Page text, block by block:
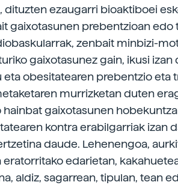
dituzten ezaugarri bioaktiboei
gaixotasunen prebentzioan edo
zenbait minbizi-
gaixotasunez gain, ikusi izan
eta obesitatearen prebentzio eta
murrizketan duten
gaixotasunen
kontra erabilgarriak izan
daude. Lehenengoa,
edarietan,
aldiz, sagarrean, tipulan, tean